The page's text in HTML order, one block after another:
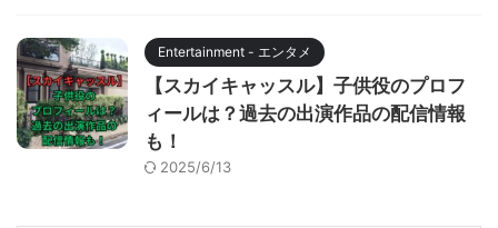
Entertainment - エンタメ
【スカイキャッスル】子供役のプロフ
ィールは？過去の出演作品の配信情報
も！
2025/6/13